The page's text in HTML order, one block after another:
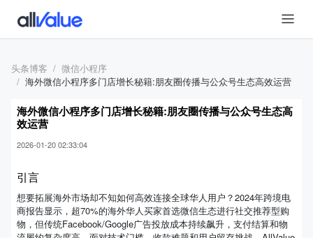
头条博客
微信小程序
海外微信小程序多门店增长秘籍:朋友圈传播与公众号生态高效运营
海外微信小程序多门店增长秘籍:朋友圈传播与公众号生态高
效运营
2026-01-20 02:33:04
引言
想要拓展海外市场却不知如何高效连接全球华人用户？2024年跨境电
商报告显示，超70%的海外华人买家首选微信生态进行社交推荐型购
物，但传统Facebook/Google广告投放成本持续飙升，支付结算和物